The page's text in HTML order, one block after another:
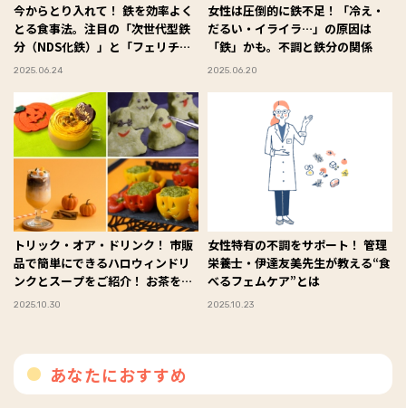
今からとり入れて！ 鉄を効率よく
とる食事法。注目の「次世代型鉄
分（NDS化鉄）」と「フェリチン
鉄」とは？
2025.06.24
女性は圧倒的に鉄不足！「冷え・
だるい・イライラ…」の原因は
「鉄」かも。不調と鉄分の関係
2025.06.20
トリック・オア・ドリンク！ 市販
品で簡単にできるハロウィンドリ
ンクとスープをご紹介！ お茶を活
用したごちそうレシピも♪
2025.10.30
女性特有の不調をサポート！ 管理
栄養士・伊達友美先生が教える“食
べるフェムケア”とは
2025.10.23
あなたにおすすめ